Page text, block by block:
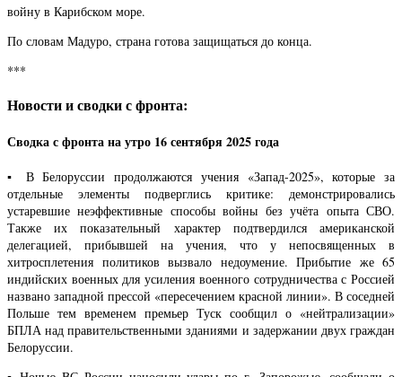
войну в Карибском море.
По словам Мадуро, страна готова защищаться до конца.
***
Новости и сводки с фронта:
Сводка с фронта на утро 16 сентября 2025 года
▪️ В Белоруссии продолжаются учения «Запад-2025», которые за
отдельные элементы подверглись критике: демонстрировались
устаревшие неэффективные способы войны без учёта опыта СВО.
Также их показательный характер подтвердился американской
делегацией, прибывшей на учения, что у непосвященных в
хитросплетения политиков вызвало недоумение. Прибытие же 65
индийских военных для усиления военного сотрудничества с Россией
названо западной прессой «пересечением красной линии». В соседней
Польше тем временем премьер Туск сообщил о «нейтрализации»
БПЛА над правительственными зданиями и задержании двух граждан
Белоруссии.